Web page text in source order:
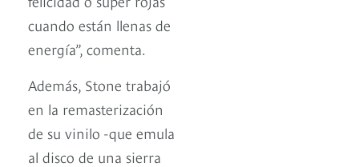
cuando están llenas de
energía”, comenta.
Además, Stone trabajó
en la remasterización
de su vinilo -que emula
al disco de una sierra